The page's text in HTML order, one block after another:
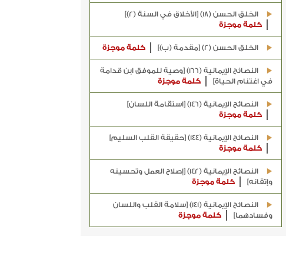
الخلق الحسن (18) [الأخلاق في السنة (2)]
كلمة موجزة
الخلق الحسن (2) [مقدمة (ب)] كلمة موجزة
النصائح الإيمانية (166) [وصية للموفق ابن قدامة
في اغتنام الحياة]
كلمة موجزة
النصائح الإيمانية (146) [استقامة اللسان]
كلمة موجزة
النصائح الإيمانية (144) [حقيقة القلب السليم]
كلمة موجزة
النصائح الإيمانية (142) [إصلاح العمل وتحسينه
وإتقانه]
كلمة موجزة
النصائح الإيمانية (141) [سلامة القلب واللسان
وفسادهما]
كلمة موجزة